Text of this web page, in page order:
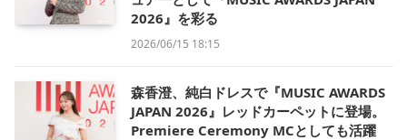
2026』を彩る
2026/06/15 18:15
森香澄、純白ドレスで『MUSIC AWARDS
JAPAN 2026』レッドカーペットに登場。
Premiere Ceremony MCとしても活躍